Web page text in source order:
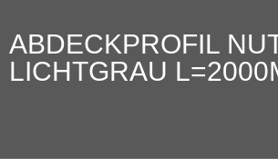
ABDECKPROFIL
LICHTGRAU